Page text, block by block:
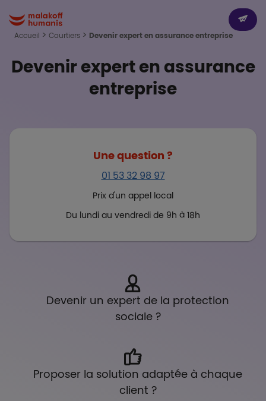
Malakoff Humanis Accueil
Accueil Courtiers Devenir expert en assurance entreprise
Devenir expert en assurance
entreprise
Une question ?
01 53 32 98 97
Prix d'un appel local
Du lundi au vendredi de 9h à 18h
Devenir un expert de la protection
sociale ?
Proposer la solution adaptée à chaque
client ?